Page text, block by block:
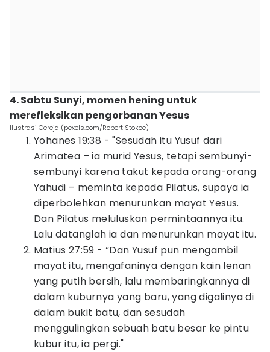
4. Sabtu Sunyi, momen hening untuk
merefleksikan pengorbanan Yesus
Ilustrasi Gereja (pexels.com/Robert Stokoe)
Yohanes 19:38 - "Sesudah itu Yusuf dari
Arimatea – ia murid Yesus, tetapi sembunyi-
sembunyi karena takut kepada orang-orang
Yahudi – meminta kepada Pilatus, supaya ia
diperbolehkan menurunkan mayat Yesus.
Dan Pilatus meluluskan permintaannya itu.
Lalu datanglah ia dan menurunkan mayat itu.
Matius 27:59 - “Dan Yusuf pun mengambil
mayat itu, mengafaninya dengan kain lenan
yang putih bersih, lalu membaringkannya di
dalam kuburnya yang baru, yang digalinya di
dalam bukit batu, dan sesudah
menggulingkan sebuah batu besar ke pintu
kubur itu, ia pergi."